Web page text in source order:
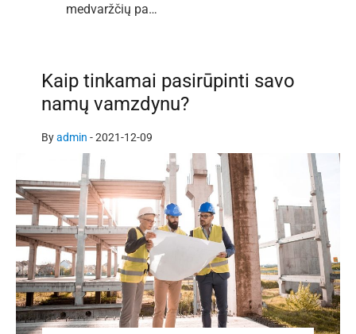
medvaržčių pa…
Kaip tinkamai pasirūpinti savo
namų vamzdynu?
Byadmin -2021-12-09